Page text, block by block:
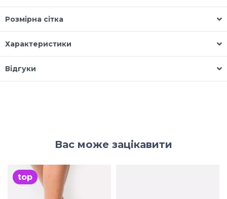
Розмірна сітка
Характеристики
Відгуки
Вас може зацікавити
top